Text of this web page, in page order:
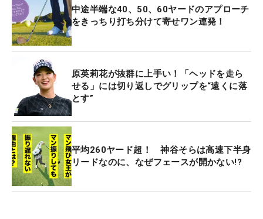
中途半端な40、50、60ヤードのアプローチ
をきっちり打ち分けて寄せワン連発！
原英莉花が抜群に上手い！「ヘッドを走ら
せる」には切り返しでグリップを“遠くに落
とす”
平均260ヤード超！ 神谷そらは高速下半身
リードなのに、なぜフェースが開かない!?